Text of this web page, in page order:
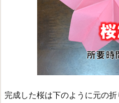
完成した桜は下のように元の